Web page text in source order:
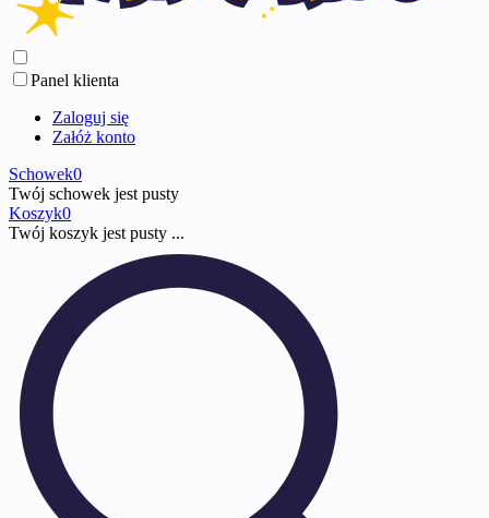
Panel klienta
Zaloguj się
Załóż konto
Schowek0
Twój schowek jest pusty
Koszyk0
Twój koszyk jest pusty ...